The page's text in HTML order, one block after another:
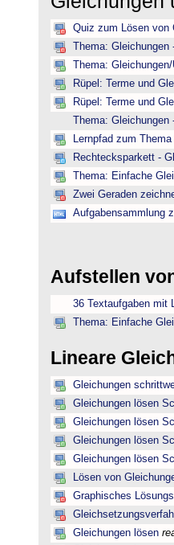
Quiz zum Lösen von
Thema:
Thema:
Rüpel: Terme und
Rüpel: Terme und
Thema:
Lernpfad zum
Rechtecksparkett -
Thema: Einfache
Zwei Geraden
Aufgabensammlung
Aufstellen
36 Textaufgaben mit
Thema: Einfache
Lineare
Gleichungen
Gleichungen lösen
Gleichungen lösen
Gleichungen lösen
Gleichungen lösen
Lösen von
Graphisches
Gleichungen lösen